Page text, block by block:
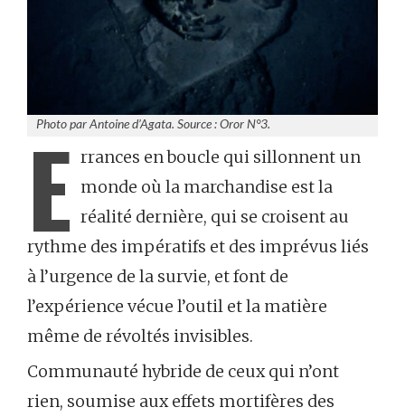
Photo par Antoine d’Agata. Source : Oror N°3.
E rrances en boucle qui sillonnent un
monde où la marchandise est la
réalité dernière, qui se croisent au
rythme des impératifs et des imprévus liés
à l’urgence de la survie, et font de
l’expérience vécue l’outil et la matière
même de révoltés invisibles.
Communauté hybride de ceux qui n’ont
rien, soumise aux effets mortifères des